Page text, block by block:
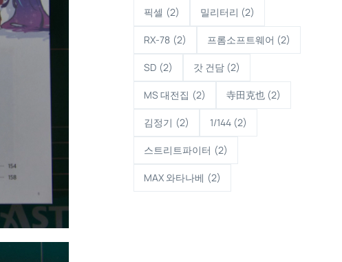
픽셀 (2) 밀리터리 (2)
RX-78 (2) 프롬소프트웨어 (2)
SD (2) 갓 건담 (2)
MS 대전집 (2) 寺田克也 (2)
김정기 (2) 1/144 (2)
스트리트파이터 (2)
MAX 와타나베 (2)